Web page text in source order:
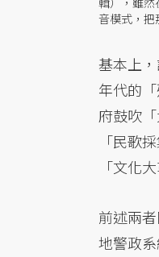
音模式，把
基本上
年代的
府鼓吹
「民歌
「文化
前述兩
地警政